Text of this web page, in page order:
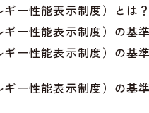
ー性能表示制度）とは？
ー性能表示制度）の基
ー性能表示制度）の基
ー性能表示制度）の基